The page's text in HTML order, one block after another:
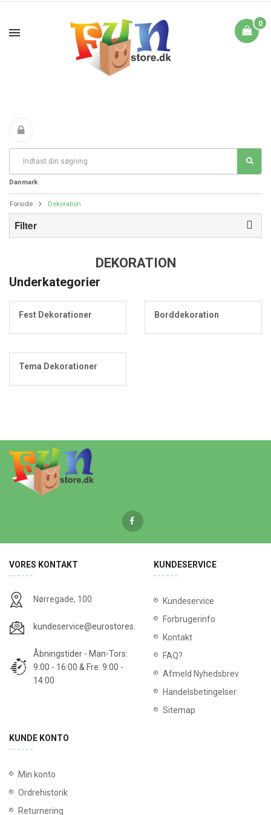
0
Fri Fragt fra 199 i
Danmark
DAG TIL DAG LEVERING
Forside Dekoration
Filter
DEKORATION
Underkategorier
Fest Dekorationer Borddekoration
Tema Dekorationer
VORES KONTAKT
Nørregade, 100
kundeservice@eurostores.dk
Åbningstider - Man-Tors:
9:00 - 16:00 & Fre: 9:00 -
14:00
KUNDESERVICE
Kundeservice
Forbrugerinfo
Kontakt
FAQ?
Afmeld Nyhedsbrev
Handelsbetingelser
Sitemap
KUNDE KONTO
Min konto
Ordrehistorik
Returnering